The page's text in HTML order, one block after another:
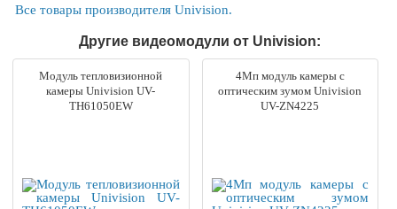
Все товары производителя Univision.
Другие видеомодули от Univision:
Модуль тепловизионной
камеры Univision UV-
TH61050EW
4Мп модуль камеры с
оптическим зумом Univision
UV-ZN4225